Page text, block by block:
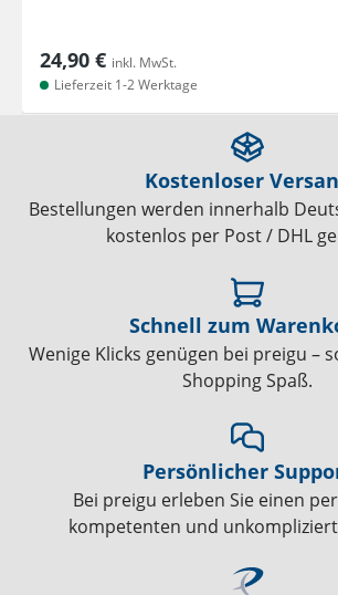
24,90 € inkl. MwSt.
Lieferzeit 1-2 Werktage
Kostenloser
Bestellungen werden innerhalb
kostenlos per Post / DHL
Schnell zum
Wenige Klicks genügen bei preigu –
Shopping Spaß.
Persönlicher
Bei preigu erleben Sie einen
kompetenten und